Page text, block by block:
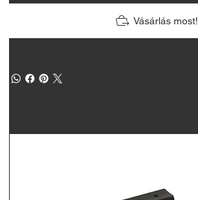
Vásárlás most!